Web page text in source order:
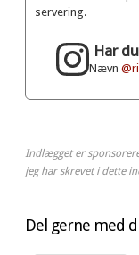
servering.
Har
Nævn
Indlægget er
jeg har skrevet i dette
Del gerne med